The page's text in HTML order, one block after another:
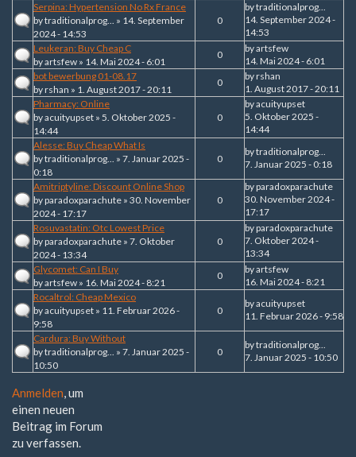
Serpina: Hypertension No Rx France
bytraditionalprog... » 14. September
2024 - 14:53
0
bytraditionalprog...
14. September 2024 -
14:53
Leukeran: Buy Cheap C
byartsfew » 14. Mai 2024 - 6:01
0
byartsfew
14. Mai 2024 - 6:01
bot bewerbung 01-08.17
byrshan » 1. August 2017 - 20:11
0
byrshan
1. August 2017 - 20:11
Pharmacy: Online
byacuityupset » 5. Oktober 2025 -
14:44
0
byacuityupset
5. Oktober 2025 -
14:44
Alesse: Buy Cheap What Is
bytraditionalprog... » 7. Januar 2025 -
0:18
0
bytraditionalprog...
7. Januar 2025 - 0:18
Amitriptyline: Discount Online Shop
byparadoxparachute » 30. November
2024 - 17:17
0
byparadoxparachute
30. November 2024 -
17:17
Rosuvastatin: Otc Lowest Price
byparadoxparachute » 7. Oktober
2024 - 13:34
0
byparadoxparachute
7. Oktober 2024 -
13:34
Glycomet: Can I Buy
byartsfew » 16. Mai 2024 - 8:21
0
byartsfew
16. Mai 2024 - 8:21
Rocaltrol: Cheap Mexico
byacuityupset » 11. Februar 2026 -
9:58
0
byacuityupset
11. Februar 2026 - 9:58
Cardura: Buy Without
bytraditionalprog... » 7. Januar 2025 -
10:50
0
bytraditionalprog...
7. Januar 2025 - 10:50
Anmelden, um
einen neuen
Beitrag im Forum
zu verfassen.